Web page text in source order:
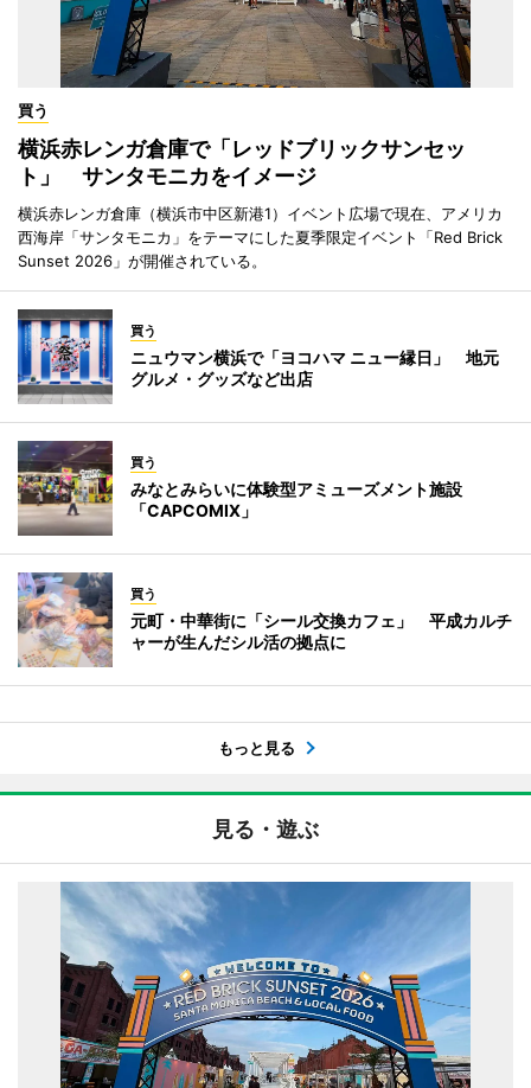
買う
横浜赤レンガ倉庫で「レッドブリックサンセッ
ト」 サンタモニカをイメージ
横浜赤レンガ倉庫（横浜市中区新港1）イベント広場で現在、アメリカ
西海岸「サンタモニカ」をテーマにした夏季限定イベント「Red Brick
Sunset 2026」が開催されている。
買う
ニュウマン横浜で「ヨコハマ ニュー縁日」 地元
グルメ・グッズなど出店
買う
みなとみらいに体験型アミューズメント施設
「CAPCOMIX」
買う
元町・中華街に「シール交換カフェ」 平成カルチ
ャーが生んだシル活の拠点に
もっと見る
見る・遊ぶ